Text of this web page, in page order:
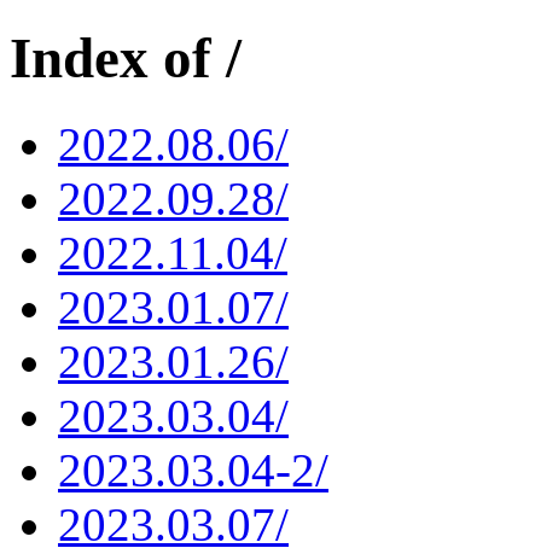
Index of /
2022.08.06/
2022.09.28/
2022.11.04/
2023.01.07/
2023.01.26/
2023.03.04/
2023.03.04-2/
2023.03.07/